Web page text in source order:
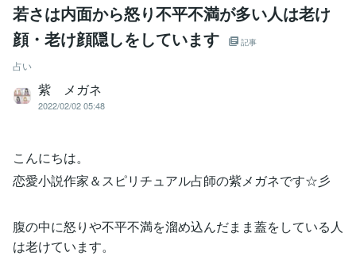
若さは内面から怒り不平不満が多い人は老け
顔・老け顔隠しをしています
記事
占い
紫 メガネ
2022/02/02 05:48
こんにちは。
恋愛小説作家＆スピリチュアル占師の紫メガネです☆彡
腹の中に怒りや不平不満を溜め込んだまま蓋をしている人
は老けています。